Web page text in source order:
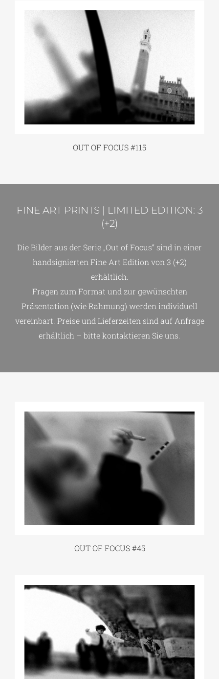
OUT OF FOCUS #115
FINE ART PRINTS | LIMITED EDITION: 3
(+2)
Die Bilder aus der Serie „Out of Focus“ sind in einer
handsignierten Fine Art Edition von 3 (+2)
erhältlich.
Fragen zum Format und zur gewünschten
Präsentation (wie Rahmung) werden individuell
vereinbart. Preise und Lieferzeiten sind auf Anfrage
erhältlich – bitte kontaktieren Sie uns.
OUT OF FOCUS #45